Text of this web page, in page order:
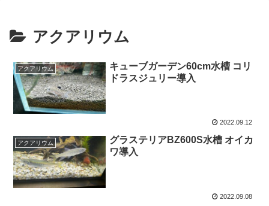
アクアリウム
アクアリウム
キューブガーデン60cm水槽 コリ
ドラスジュリー導入
2022.09.12
アクアリウム
グラステリアBZ600S水槽 オイカ
ワ導入
2022.09.08